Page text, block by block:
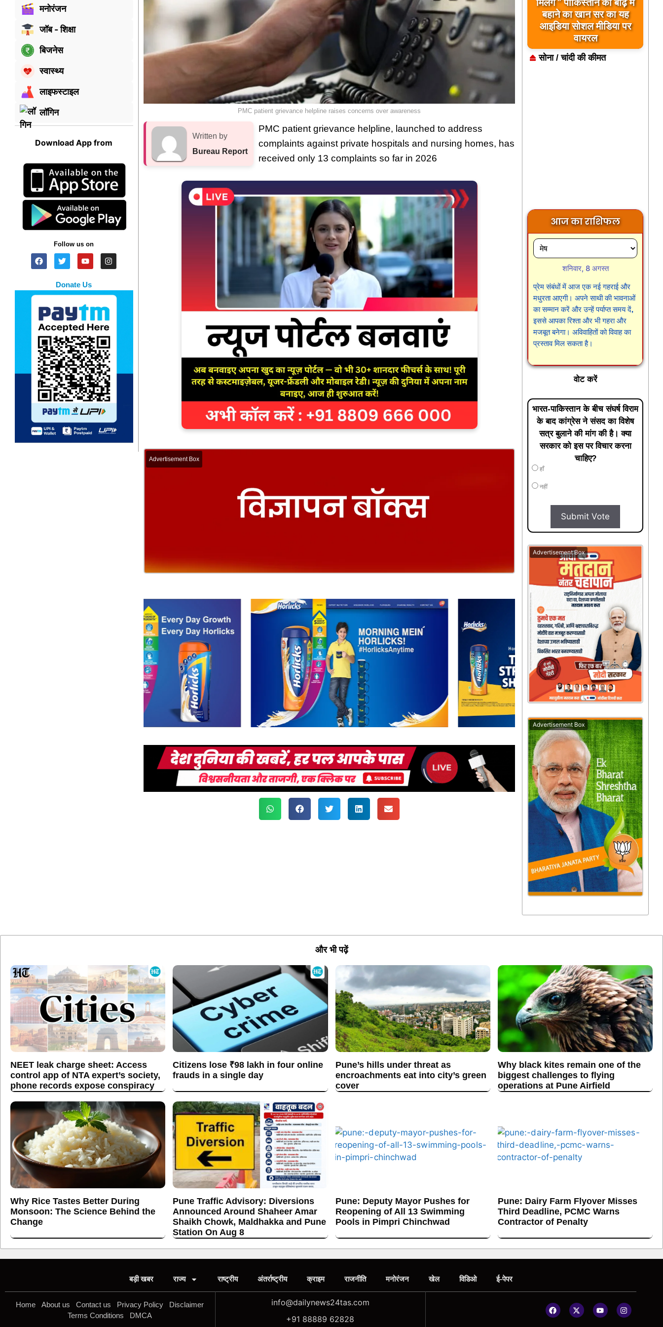
मनोरंजन
जॉब - शिक्षा
बिजनेस
स्वास्थ्य
लाइफस्टाइल
लॉगिन
Download App from
Follow us on
Donate Us
PMC patient grievance helpline raises concerns over awareness
Written by
Bureau Report
PMC patient grievance helpline, launched to address
complaints against private hospitals and nursing homes, has
received only 13 complaints so far in 2026
Advertisement Box
बहाने का खान सर का यह
आइडिया सोशल मीडिया पर
वायरल
और भारत को लेकर दिए गए
बयान पर भारत के केंद्रीय
मंत्रियों की कड़ी प्रतिक्रिया
सोना / चांदी की कीमत
आज का राशिफल
शनिवार, 8 अगस्त
प्रेम संबंधों में आज एक नई गहराई और
मधुरता आएगी। अपने साथी की भावनाओं
का सम्मान करें और उन्हें पर्याप्त समय दें,
इससे आपका रिश्ता और भी गहरा और
मजबूत बनेगा। अविवाहितों को विवाह का
प्रस्ताव मिल सकता है।
वोट करें
भारत-पाकिस्तान के बीच संघर्ष विराम
के बाद कांग्रेस ने संसद का विशेष
सत्र बुलाने की मांग की है। क्या
सरकार को इस पर विचार करना
चाहिए?
हाँ
नहीं
Submit Vote
Advertisement Box
Advertisement Box
और भी पढ़ें
NEET leak charge sheet: Access
control app of NTA expert’s society,
phone records expose conspiracy
Citizens lose ₹98 lakh in four online
frauds in a single day
Pune’s hills under threat as
encroachments eat into city’s green
cover
Why black kites remain one of the
biggest challenges to flying
operations at Pune Airfield
Why Rice Tastes Better During
Monsoon: The Science Behind the
Change
Pune Traffic Advisory: Diversions
Announced Around Shaheer Amar
Shaikh Chowk, Maldhakka and Pune
Station On Aug 8
Pune: Deputy Mayor Pushes for
Reopening of All 13 Swimming
Pools in Pimpri Chinchwad
Pune: Dairy Farm Flyover Misses
Third Deadline, PCMC Warns
Contractor of Penalty
बड़ी खबर राज्य राष्ट्रीय अंतर्राष्ट्रीय क्राइम राजनीति मनोरंजन खेल विडिओ ई-पेपर
Home About us Contact us Privacy Policy
Disclaimer
Terms Conditions
DMCA
info@dailynews24tas.com
+91 88889 62828